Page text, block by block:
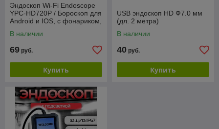
Эндоскоп Wi-Fi Endoscope
YPC-HD720P / Бороскоп для
Android и IOS, с фонариком,
В наличии
69 руб.
Купить
USB эндоскоп HD Ф7.0 мм
(дл. 2 метра)
В наличии
40 руб.
Купить